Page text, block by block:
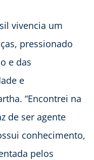
vivencia um
pressionado
e das
e
“Encontrei na
de ser agente
conhecimento,
pelos